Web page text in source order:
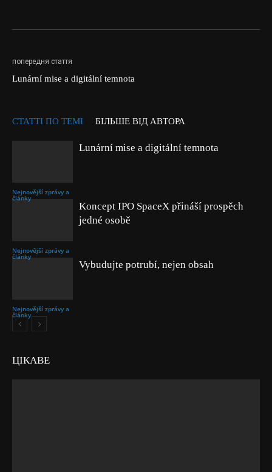
попередня стаття
Lunární mise a digitální temnota
СТАТТІ ПО ТЕМІ БІЛЬШЕ ВІД АВТОРА
Nejnovější zprávy a
články
Lunární mise a digitální temnota
Nejnovější zprávy a
články
Koncept IPO SpaceX přináší prospěch
jedné osobě
Nejnovější zprávy a
články
Vybudujte potrubí, nejen obsah
ЦІКАВЕ